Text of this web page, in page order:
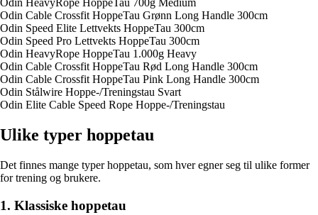
Odin HeavyRope HoppeTau 700g Medium
Odin Cable Crossfit HoppeTau Grønn Long Handle 300cm
Odin Speed Elite Lettvekts HoppeTau 300cm
Odin Speed Pro Lettvekts HoppeTau 300cm
Odin HeavyRope HoppeTau 1.000g Heavy
Odin Cable Crossfit HoppeTau Rød Long Handle 300cm
Odin Cable Crossfit HoppeTau Pink Long Handle 300cm
Odin Stålwire Hoppe-/Treningstau Svart
Odin Elite Cable Speed Rope Hoppe-/Treningstau
Ulike typer hoppe­tau
Det finnes mange typer hoppe­tau, som hver egner seg til ulike former
for trening og brukere.
1. Klassiske hoppe­tau